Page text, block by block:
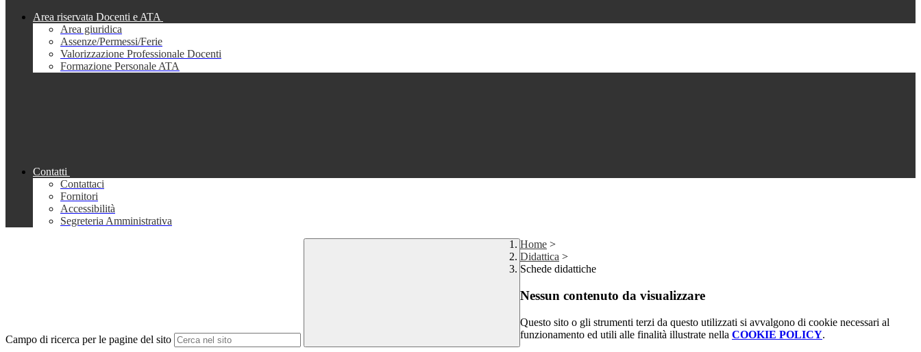
Area riservata Docenti e ATA
Area giuridica
Assenze/Permessi/Ferie
Valorizzazione Professionale Docenti
Formazione Personale ATA
Contatti
Contattaci
Fornitori
Accessibilità
Segreteria Amministrativa
Campo di ricerca per le pagine del sito
Home >
Didattica >
Schede didattiche
Nessun contenuto da visualizzare
Questo sito o gli strumenti terzi da questo utilizzati si avvalgono di cookie necessari al
funzionamento ed utili alle finalità illustrate nella COOKIE POLICY.